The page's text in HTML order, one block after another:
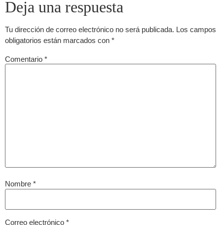
Deja una respuesta
Tu dirección de correo electrónico no será publicada. Los campos
obligatorios están marcados con *
Comentario *
Nombre *
Correo electrónico *